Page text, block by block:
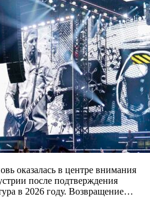
оказалась в центре внимания
после подтверждения
в 2026 году. Возвращение…